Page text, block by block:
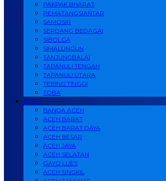
PAKPAK BHARAT
PEMATANGSIANTAR
SAMOSIR
SERDANG BEDAGAI
SIBOLGA
SIMALUNGUN
TANJUNGBALAI
TAPANULI TENGAH
TAPANULI UTARA
TEBING TINGGI
TOBA
ACEH
BANDA ACEH
ACEH BARAT
ACEH BARAT DAYA
ACEH BESAR
ACEH JAYA
ACEH SELATAN
GAYO LUES
ACEH SINGKIL